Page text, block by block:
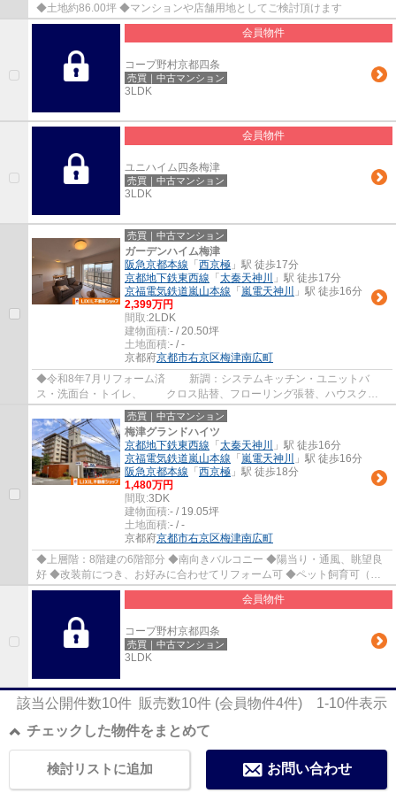
◆土地約86.00坪 ◆マンションや店舗用地としてご検討頂けます
会員物件
コープ野村京都四条
売買｜中古マンション
3LDK
会員物件
ユニハイム四条梅津
売買｜中古マンション
3LDK
売買｜中古マンション
ガーデンハイム梅津
阪急京都本線 「 西京極 」駅 徒歩17分
京都地下鉄東西線 「 太秦天神川
」駅 徒歩17分
京福電気鉄道嵐山本線 「 嵐電天神川
」駅 徒歩16分
2,399万円
間取:2LDK
建物面積:- / 20.50坪
土地面積:- / -
京都府京都市右京区梅津南広町
◆令和8年7月リフォーム済 新調：システムキッチン・ユニットバ
ス・洗面台・トイレ、 クロス貼替、フローリング張替、ハウスクリ
ーニングなど ◆上層階（11階建ての8階部分） ◆...
売買｜中古マンション
梅津グランドハイツ
京都地下鉄東西線 「 太秦天神川
」駅 徒歩16分
京福電気鉄道嵐山本線 「 嵐電天神川
」駅 徒歩16分
阪急京都本線 「 西京極 」駅 徒歩18分
1,480万円
間取:3DK
建物面積:- / 19.05坪
土地面積:- / -
京都府京都市右京区梅津南広町
◆上層階：8階建の6階部分 ◆南向きバルコニー ◆陽当り・通風、眺望良
好 ◆改装前につき、お好みに合わせてリフォーム可 ◆ペット飼育可（規
約有） ◆総戸数200戸の大規模マンション ◆マン...
会員物件
コープ野村京都四条
売買｜中古マンション
3LDK
該当公開件数10件 販売数10件 (会員物件4件) 1-10件表示
チェックした物件をまとめて
お問い合わせ
検討リストに追加